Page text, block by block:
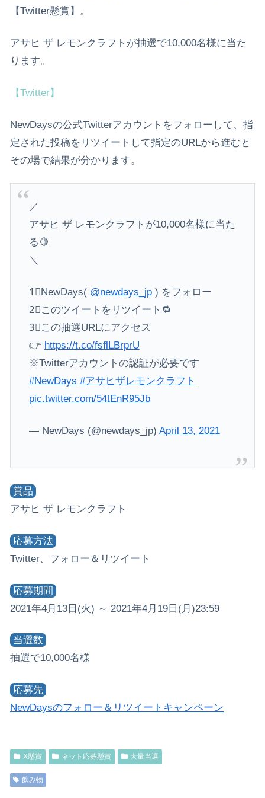
【Twitter懸賞】。
アサヒ ザ レモンクラフトが抽選で10,000名様に当た
ります。
【Twitter】
NewDaysの公式Twitterアカウントをフォローして、指
定された投稿をリツイートして指定のURLから進むと
その場で結果が分かります。
／
アサヒ ザ レモンクラフトが10,000名様に当た
る🍋
＼
1⃣NewDays( @newdays_jp) をフォロー
2⃣このツイートをリツイート🔁
3⃣この抽選URLにアクセス
👉 https://t.co/fsflLBrprU
※Twitterアカウントの認証が必要です
#NewDays #アサヒザレモンクラフト
pic.twitter.com/54tEnR95Jb
— NewDays (@newdays_jp) April 13, 2021
賞品
アサヒ ザ レモンクラフト
応募方法
Twitter、フォロー＆リツイート
応募期間
2021年4月13日(火) ～ 2021年4月19日(月)23:59
当選数
抽選で10,000名様
応募先
NewDaysのフォロー＆リツイートキャンペーン
X懸賞 ネット応募懸賞 大量当選
飲み物